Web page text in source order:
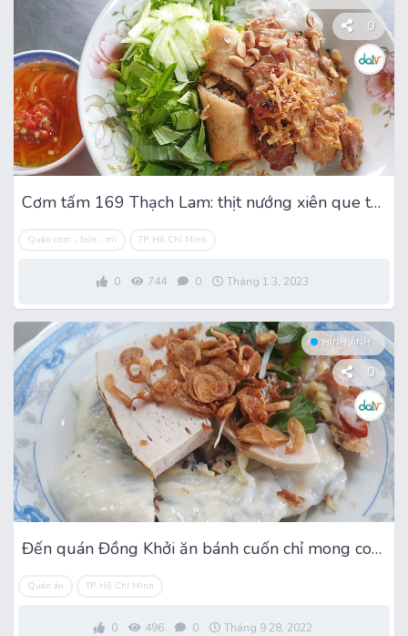
0
Cơm tấm 169 Thạch Lam: thịt nướng xiên que thơm ngon
Quán cơm - bún - mì TP. Hồ Chí Minh
0 744 0 Tháng 1 3, 2023
HÌNH ẢNH
0
Đến quán Đồng Khởi ăn bánh cuốn chỉ mong con tôm chiên bột
Quán ăn TP. Hồ Chí Minh
0 496 0 Tháng 9 28, 2022